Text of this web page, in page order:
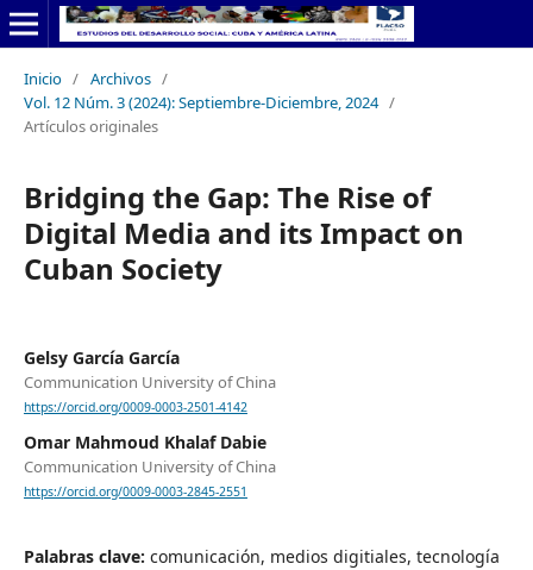
Inicio / Archivos /
Vol. 12 Núm. 3 (2024): Septiembre-Diciembre, 2024 /
Artículos originales
Bridging the Gap: The Rise of
Digital Media and its Impact on
Cuban Society
Gelsy García García
Communication University of China
https://orcid.org/0009-0003-2501-4142
Omar Mahmoud Khalaf Dabie
Communication University of China
https://orcid.org/0009-0003-2845-2551
Palabras clave: comunicación, medios digitiales, tecnología